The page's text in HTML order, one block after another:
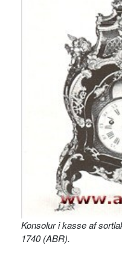
Konsolur i kasse af
1740 (ABR).